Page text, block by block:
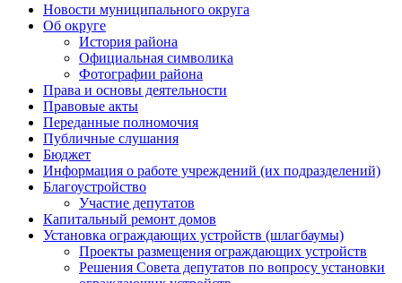
Новости муниципального округа
Об округе
История района
Официальная символика
Фотографии района
Права и основы деятельности
Правовые акты
Переданные полномочия
Публичные слушания
Бюджет
Информация о работе учреждений (их подразделений)
Благоустройство
Участие депутатов
Капитальный ремонт домов
Установка ограждающих устройств (шлагбаумы)
Проекты размещения ограждающих устройств
Решения Совета депутатов по вопросу установки